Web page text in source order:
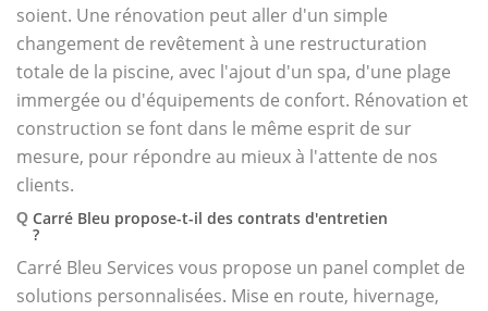
soient. Une rénovation peut aller d'un simple
changement de revêtement à une restructuration
totale de la piscine, avec l'ajout d'un spa, d'une plage
immergée ou d'équipements de confort. Rénovation et
construction se font dans le même esprit de sur
mesure, pour répondre au mieux à l'attente de nos
clients.
Q Carré Bleu propose-t-il des contrats d'entretien
?
Carré Bleu Services vous propose un panel complet de
solutions personnalisées. Mise en route, hivernage,